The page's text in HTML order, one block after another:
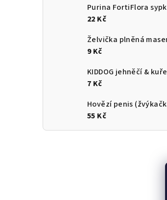
Purina FortiFlora
22 Kč
Želvička plněná
9 Kč
KIDDOG jehněčí &
7 Kč
55 Kč